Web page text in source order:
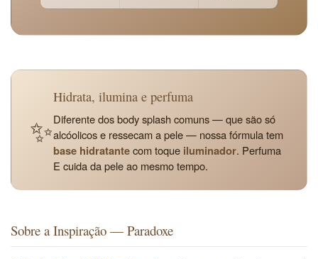
✨
Hidrata, ilumina e perfuma
Diferente dos body splash comuns — que são só
alcóolicos e ressecam a pele — nossa fórmula tem
base hidratantecom toque iluminador. Perfuma
E cuida da pele ao mesmo tempo.
Sobre a Inspiração — Paradoxe